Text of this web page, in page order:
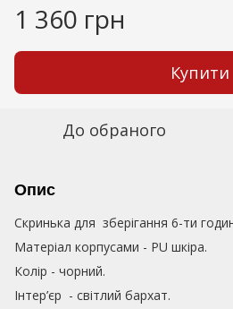
1 360 грн
Купити
До обраного
Опис
Скринька для зберігання 6-ти
Матеріал корпусами - PU шкіра.
Колір - чорний.
Інтер’єр - світлий бархат.